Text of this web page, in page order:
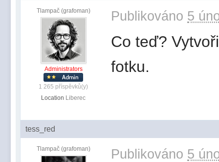
Tlampač (grafoman)
Administrators
1 265 příspěvků(y)
Location Liberec
Publikováno 5
Co teď?
fotku.
tess_red
Tlampač (grafoman) Publikováno 5